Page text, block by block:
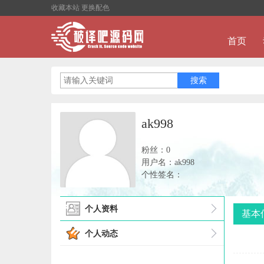
收藏本站 更换配色
首页
ak998
粉丝：0
用户名：ak998
个性签名：
个人资料
个人动态
基本